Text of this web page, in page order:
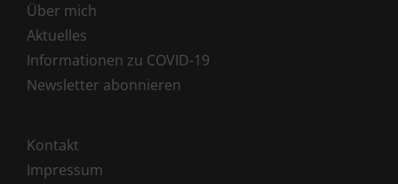
Über mich
Aktuelles
Informationen zu COVID-19
Newsletter abonnieren
Kontakt
Impressum